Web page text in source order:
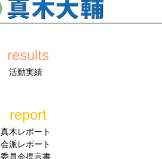
results
活動実績
report
真木レポート
会派レポート
委員会提言書